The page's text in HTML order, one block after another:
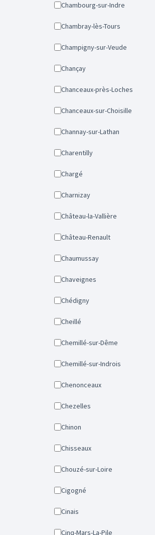
Chambourg-sur-Indre
Chambray-lès-Tours
Champigny-sur-Veude
Chançay
Chanceaux-près-Loches
Chanceaux-sur-Choisille
Channay-sur-Lathan
Charentilly
Chargé
Charnizay
Château-la-Vallière
Château-Renault
Chaumussay
Chaveignes
Chédigny
Cheillé
Chemillé-sur-Dême
Chemillé-sur-Indrois
Chenonceaux
Chezelles
Chinon
Chisseaux
Chouzé-sur-Loire
Cigogné
Cinais
Cinq-Mars-La-Pile